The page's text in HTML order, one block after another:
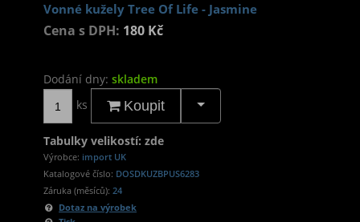
Vonné kužely Tree Of Life - Jasmine
Cena s DPH: 180 Kč
Dodání dny: skladem
ks
Koupit
Tabulky velikostí: zde
Výrobce: import UK
Katalogové číslo: DOSDKUZBPUS6283
Záruka (měsíců): 24
Dotaz na výrobek